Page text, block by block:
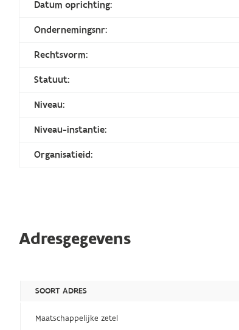
Datum oprichting:
Ondernemingsnr:
Rechtsvorm:
Statuut:
Niveau:
Niveau-instantie:
Organisatieid:
Adresgegevens
SOORT ADRES
Maatschappelijke zetel